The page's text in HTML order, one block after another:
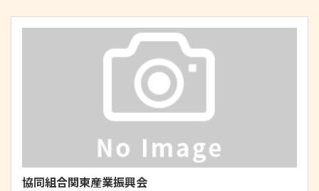
協同組合関東産業振興会